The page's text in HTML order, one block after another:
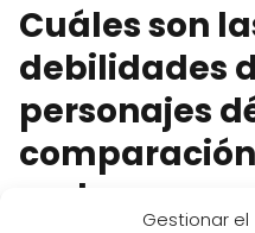
Gestionar el
Cuáles son
debilidades
personajes
poderosos